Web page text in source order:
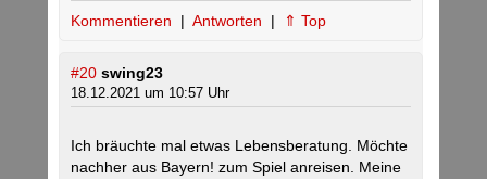
Kommentieren | Antworten | ⇑ Top
#20 swing23
18.12.2021 um 10:57 Uhr
Ich bräuchte mal etwas Lebensberatung. Möchte
nachher aus Bayern! zum Spiel anreisen. Meine